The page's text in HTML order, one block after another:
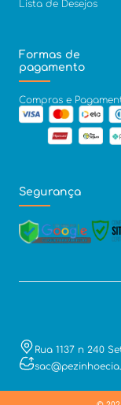
Lista de Desejos
Formas de
pagamento
Compras e
Segurança
Rua 1137 n 240